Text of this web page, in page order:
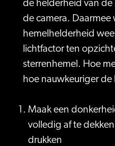
de helderheid van
de camera. Daarmee
hemelhelderheid
lichtfactor ten
sterrenhemel. Hoe
hoe nauwkeuriger
Maak een
volledig af te
drukken